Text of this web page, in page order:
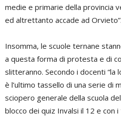
medie e primarie della provincia
ed altrettanto accade ad Orvieto”.
Insomma, le scuole ternane
a questa forma di protesta e di
slitteranno. Secondo i docenti
è l’ultimo tassello di una serie di
sciopero generale della scuola
blocco dei quiz Invalsi il 12 e con